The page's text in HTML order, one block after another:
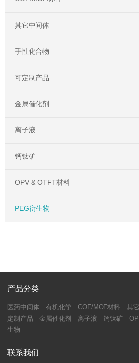
其它中间体
手性化合物
可定制产品
金属催化剂
离子液
钙钛矿
OPV & OTFT材料
PEG衍生物
产品分类
医药中间体 有机化学 COF/MOF材料 其
定制产品
金属催化剂 离子液 钙钛矿
生物
联系我们